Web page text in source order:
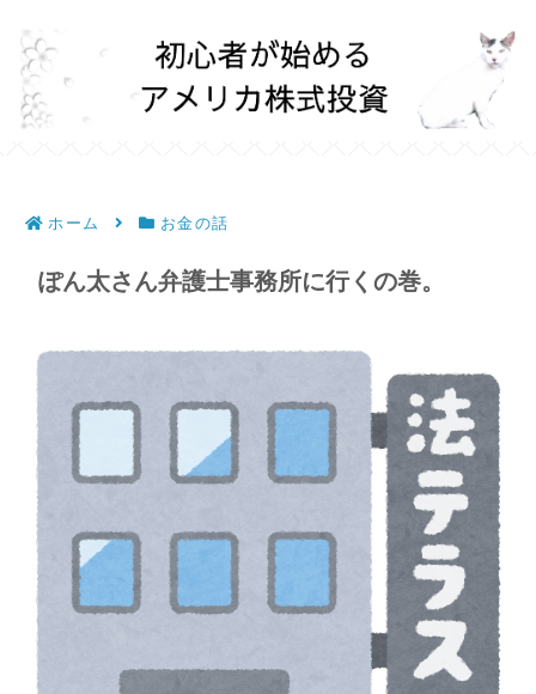
ホーム お金の話
ぽん太さん弁護士事務所に行くの巻。